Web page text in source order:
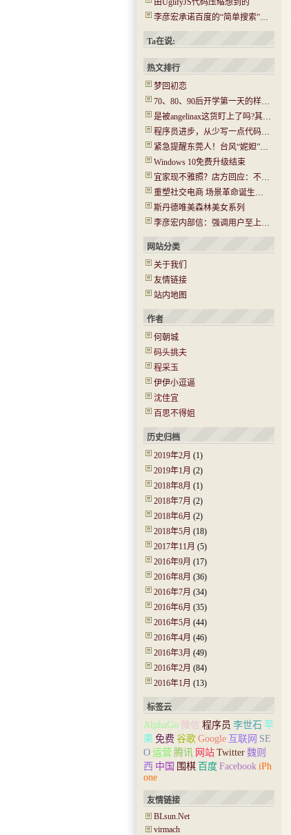
由UglifyJS代码压缩想到的
李彦宏承诺百度的“简单搜索”没有任何广告
Ta在说:
热文排行
梦回初恋
70、80、90后开学第一天的样子！你还记得吗？看哭了…..
是被angelinax这货盯上了吗?其IP为180.97.106.*
程序员进步，从少写一点代码开始
紧急提醒东莞人！台风“妮妲”今晚或登陆！将有14级大风！
Windows 10免费升级结束
宜家现不雅照？店方回应：不是北京的 已经报警(图)
重塑社交电商 场景革命诞生新机会
斯丹德唯美森林美女系列
李彦宏内部信：强调用户至上 牺牲收入在所不惜
网站分类
关于我们
友情链接
站内地图
作者
何朝城
码头挑夫
程采玉
伊伊小逗逼
沈佳宜
百思不得姐
历史归档
2019年2月 (1)
2019年1月 (2)
2018年8月 (1)
2018年7月 (2)
2018年6月 (2)
2018年5月 (18)
2017年11月 (5)
2016年9月 (17)
2016年8月 (36)
2016年7月 (34)
2016年6月 (35)
2016年5月 (44)
2016年4月 (46)
2016年3月 (49)
2016年2月 (84)
2016年1月 (13)
标签云
AlphaGo 微信 程序员 李世石 苹
果 免费 谷歌 Google 互联网 SE
O 运营 腾讯 网站 Twitter 魏则
西 中国 围棋 百度 Facebook iPh
one
友情链接
BLsun.Net
virmach